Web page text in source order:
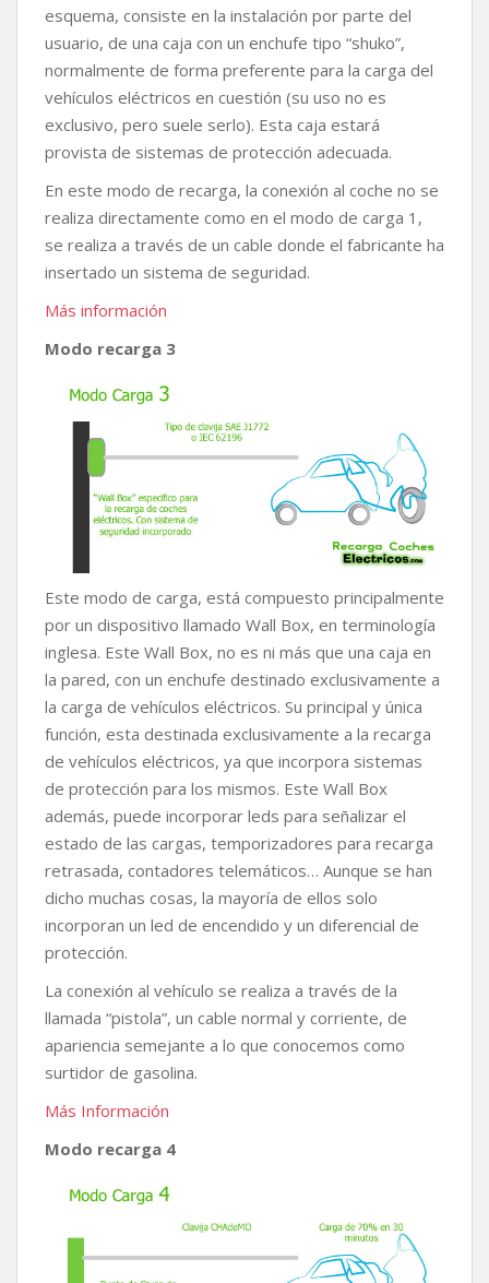
esquema, consiste en la instalación por parte del
usuario, de una caja con un enchufe tipo “shuko”,
normalmente de forma preferente para la carga del
vehículos eléctricos en cuestión (su uso no es
exclusivo, pero suele serlo). Esta caja estará
provista de sistemas de protección adecuada.
En este modo de recarga, la conexión al coche no se
realiza directamente como en el modo de carga 1,
se realiza a través de un cable donde el fabricante ha
insertado un sistema de seguridad.
Más información
Modo recarga 3
Este modo de carga, está compuesto principalmente
por un dispositivo llamado Wall Box, en terminología
inglesa. Este Wall Box, no es ni más que una caja en
la pared, con un enchufe destinado exclusivamente a
la carga de vehículos eléctricos. Su principal y única
función, esta destinada exclusivamente a la recarga
de vehículos eléctricos, ya que incorpora sistemas
de protección para los mismos. Este Wall Box
además, puede incorporar leds para señalizar el
estado de las cargas, temporizadores para recarga
retrasada, contadores telemáticos… Aunque se han
dicho muchas cosas, la mayoría de ellos solo
incorporan un led de encendido y un diferencial de
protección.
La conexión al vehículo se realiza a través de la
llamada “pistola”, un cable normal y corriente, de
apariencia semejante a lo que conocemos como
surtidor de gasolina.
Más Información
Modo recarga 4